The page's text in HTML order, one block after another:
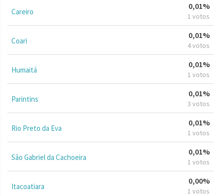
Careiro
0,01%
1 votos
Coari
0,01%
4 votos
Humaitá
0,01%
1 votos
Parintins
0,01%
3 votos
Rio Preto da Eva
0,01%
1 votos
São Gabriel da Cachoeira
0,01%
1 votos
Itacoatiara
0,00%
1 votos